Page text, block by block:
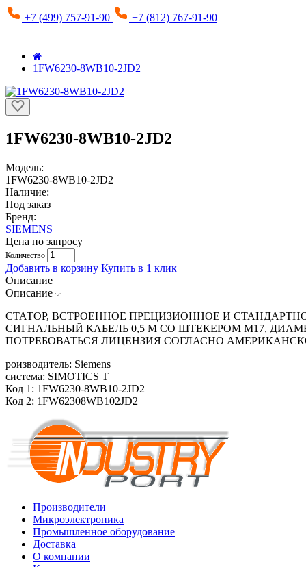
+7 (499) 757-91-90 +7 (812) 767-91-90
1FW6230-8WB10-2JD2
1FW6230-8WB10-2JD2
Модель:
1FW6230-8WB10-2JD2
Наличие:
Под заказ
Бренд:
SIEMENS
Цена по запросу
Количество
Добавить в корзину Купить в 1 клик
Описание
Описание
СТАТОР, ВСТРОЕННОЕ ПРЕЦИЗИОННОЕ И
СИГНАЛЬНЫЙ КАБЕЛЬ 0,5 М СО ШТЕКЕРОМ М17,
ПОТРЕБОВАТЬСЯ ЛИЦЕНЗИЯ СОГЛАСНО
роизводитель: Siemens
система: SIMOTICS T
Код 1: 1FW6230-8WB10-2JD2
Код 2: 1FW62308WB102JD2
Производители
Микроэлектроника
Промышленное оборудование
Доставка
О компании